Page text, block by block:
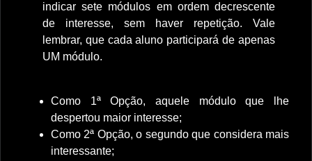
indicar sete módulos em ordem decrescente
de interesse, sem haver repetição. Vale
lembrar, que cada aluno participará de apenas
UM módulo.
Como 1ª Opção, aquele módulo que lhe
despertou maior interesse;
Como 2ª Opção, o segundo que considera mais
interessante;